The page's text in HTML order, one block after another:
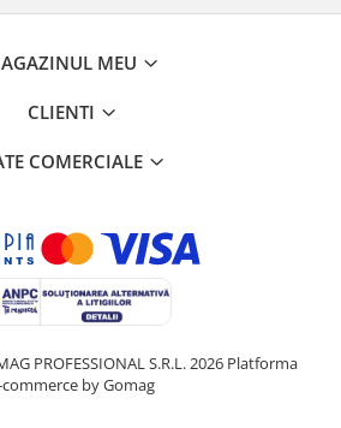
MEU
CLIENTI
COMERCIALE
PROFESSIONAL S.R.L. 2026 Platforma
commerce by Gomag